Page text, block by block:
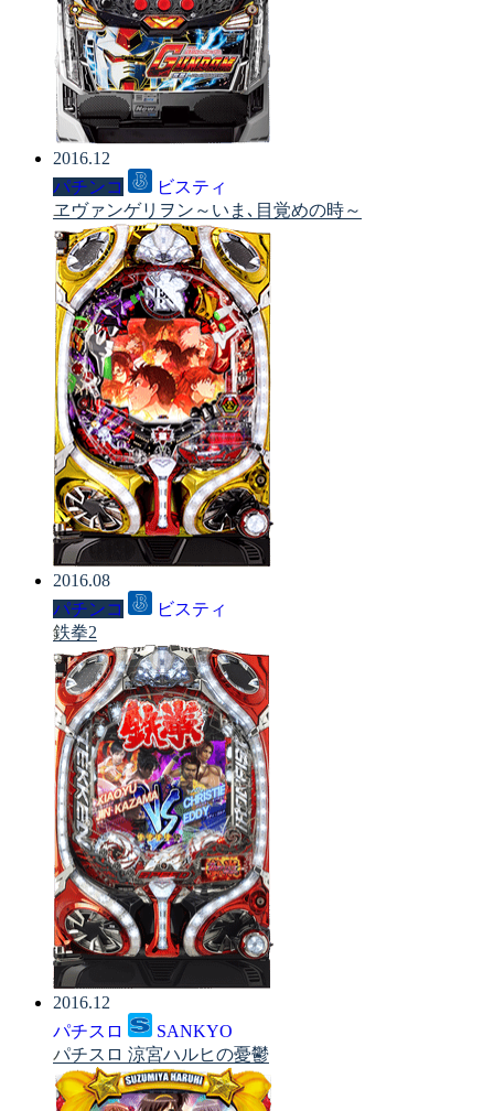
2016.12
パチンコ
ビスティ
ヱヴァンゲリヲン～いま､目覚めの時～
2016.08
パチンコ
ビスティ
鉄拳2
2016.12
パチスロ
SANKYO
パチスロ 涼宮ハルヒの憂鬱